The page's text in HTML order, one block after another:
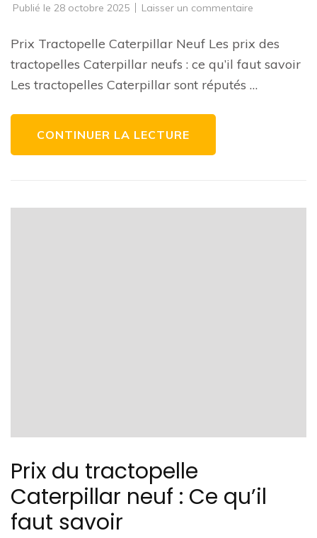
Publié le 28 octobre 2025 Laisser un commentaire
Prix
des
Caterpillar
:
Prix Tractopelle Caterpillar Neuf Les prix des
tractopelles Caterpillar neufs : ce qu’il faut savoir
Les tractopelles Caterpillar sont réputés …
CONTINUER LA LECTURE
Prix du tractopelle
Caterpillar neuf : Ce qu’il
faut savoir